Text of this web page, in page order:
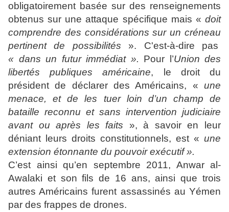
obligatoirement basée sur des renseignements
obtenus sur une attaque spécifique mais « doit
comprendre des considérations sur un créneau
pertinent de possibilités ». C'est-à-dire pas
« dans un futur immédiat ». Pour l’Union des
libertés publiques américaine, le droit du
président de déclarer des Américains, « une
menace, et de les tuer loin d’un champ de
bataille reconnu et sans intervention judiciaire
avant ou après les faits », à savoir en leur
déniant leurs droits constitutionnels, est « une
extension étonnante du pouvoir exécutif ».
C’est ainsi qu’en septembre 2011, Anwar al-
Awalaki et son fils de 16 ans, ainsi que trois
autres Américains furent assassinés au Yémen
par des frappes de drones.